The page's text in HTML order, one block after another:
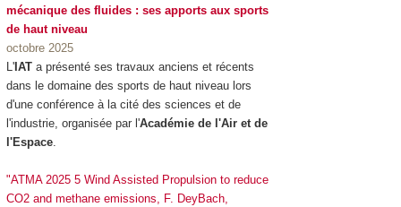
mécanique des fluides : ses apports aux sports
de haut niveau
octobre 2025
L'IAT a présenté ses travaux anciens et récents
dans le domaine des sports de haut niveau lors
d'une conférence à la cité des sciences et de
l'industrie, organisée par l'Académie de l'Air et de
l'Espace.
"ATMA 2025 5 Wind Assisted Propulsion to reduce
CO2 and methane emissions, F. DeyBach,